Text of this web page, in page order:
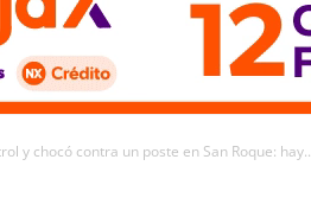
y chocó contra un poste en San Roque: